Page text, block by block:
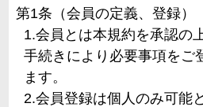
第1条（会員の定義、登録）
1.会員とは本規約を承認の
手続きにより必要事項をご
ます。
2.会員登録は個人のみ可能